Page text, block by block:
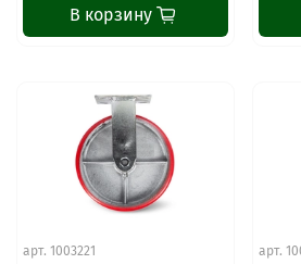
В корзину
арт. 1003221 арт.